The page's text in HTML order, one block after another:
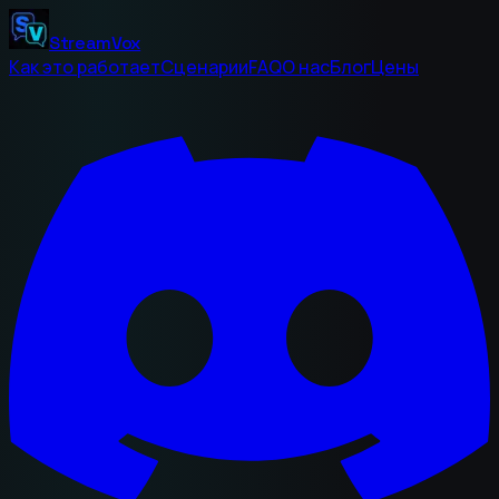
StreamVox
Как это работаетСценарииFAQО насБлогЦены